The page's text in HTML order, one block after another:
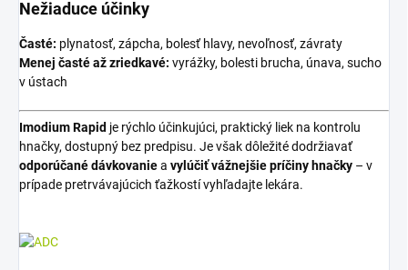
Nežiaduce účinky
Časté: plynatosť, zápcha, bolesť hlavy, nevoľnosť, závraty
Menej časté až zriedkavé: vyrážky, bolesti brucha, únava, sucho
v ústach
Imodium Rapid je rýchlo účinkujúci, praktický liek na kontrolu
hnačky, dostupný bez predpisu. Je však dôležité dodržiavať
odporúčané dávkovaniea vylúčiť vážnejšie príčiny hnačky – v
prípade pretrvávajúcich ťažkostí vyhľadajte lekára.